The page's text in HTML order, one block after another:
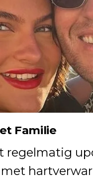
Familie
regelmatig
met